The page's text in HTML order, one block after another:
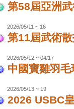
第58屆亞洲
2026/05/11 ~ 16
第11屆武術
2026/05/12 ~ 04/17
中國寶雞羽
2026/05/13 ~ 19
2026 USBC